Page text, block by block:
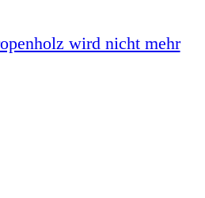
wird nicht mehr